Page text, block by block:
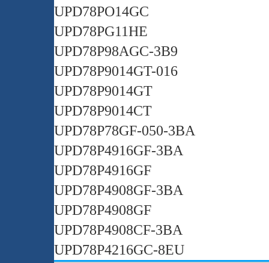
UPD78PO14GC
UPD78PG11HE
UPD78P98AGC-3B9
UPD78P9014GT-016
UPD78P9014GT
UPD78P9014CT
UPD78P78GF-050-3BA
UPD78P4916GF-3BA
UPD78P4916GF
UPD78P4908GF-3BA
UPD78P4908GF
UPD78P4908CF-3BA
UPD78P4216GC-8EU